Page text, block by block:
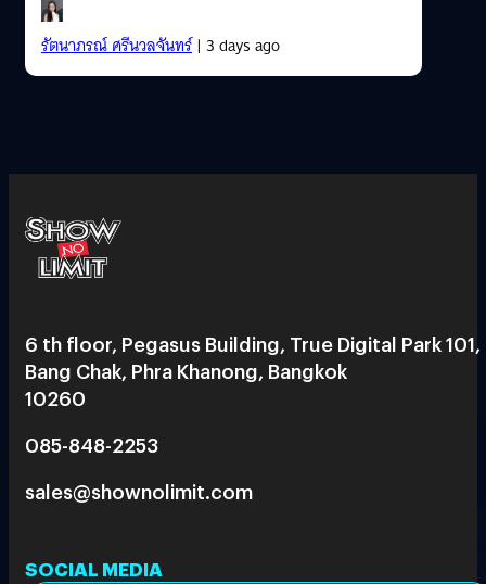
รัตนาภรณ์ ศรีนวลจันทร์| 3 days ago
6 th floor, Pegasus Building, True Digital Park 101,
Bang Chak, Phra Khanong, Bangkok
10260
085-848-2253
sales@shownolimit.com
SOCIAL MEDIA